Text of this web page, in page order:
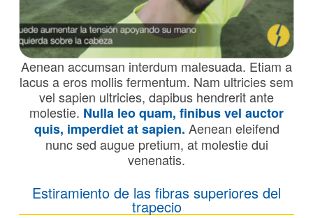
Aenean accumsan interdum malesuada. Etiam a
lacus a eros mollis fermentum. Nam ultricies sem
vel sapien ultricies, dapibus hendrerit ante
molestie. Nulla leo quam, finibus vel auctor
quis, imperdiet at sapien. Aenean eleifend
nunc sed augue pretium, at molestie dui
venenatis.
Estiramiento de las fibras superiores del
trapecio